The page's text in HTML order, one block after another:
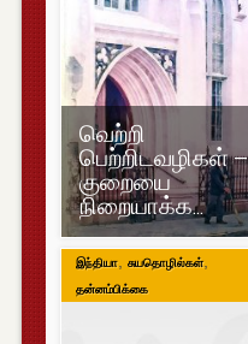
வெற்றி
பெற்றிடவழிகள் –
குறையை
நிறையாக்க…
இந்தியா, சுயதொழில்கள்,
தன்னம்பிக்கை